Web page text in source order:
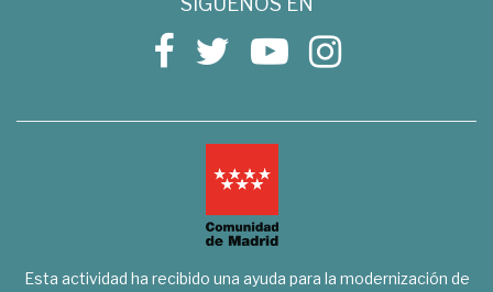
Esta actividad ha recibido una ayuda para la modernización de